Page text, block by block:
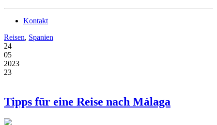
Kontakt
Reisen, Spanien
24
05
2023
23
Tipps für eine Reise nach Málaga